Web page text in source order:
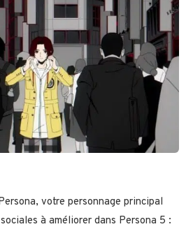
votre personnage principal
à améliorer dans Persona 5 :